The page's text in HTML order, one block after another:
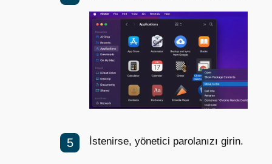
İstenirse, yönetici parolanızı girin.